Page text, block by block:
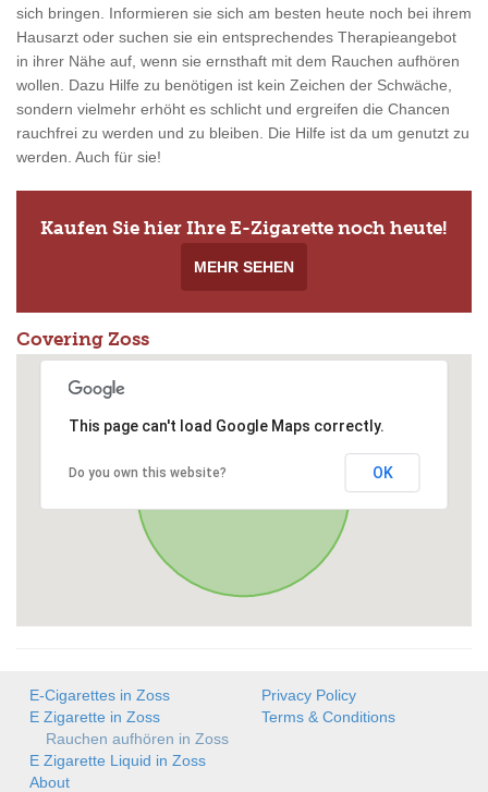
sich bringen. Informieren sie sich am besten heute noch bei ihrem
Hausarzt oder suchen sie ein entsprechendes Therapieangebot
in ihrer Nähe auf, wenn sie ernsthaft mit dem Rauchen aufhören
wollen. Dazu Hilfe zu benötigen ist kein Zeichen der Schwäche,
sondern vielmehr erhöht es schlicht und ergreifen die Chancen
rauchfrei zu werden und zu bleiben. Die Hilfe ist da um genutzt zu
werden. Auch für sie!
Kaufen Sie hier Ihre E-Zigarette noch heute!
MEHR SEHEN
Covering Zoss
This page can't load Google Maps correctly.
Do you own this website? OK
E-Cigarettes in Zoss
E Zigarette in Zoss
Rauchen aufhören in Zoss
E Zigarette Liquid in Zoss
About
Privacy Policy
Terms & Conditions